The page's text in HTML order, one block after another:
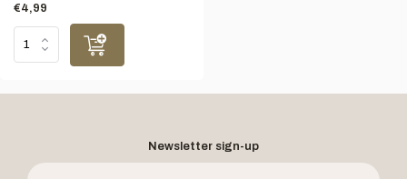
€4,99
Newsletter sign-up